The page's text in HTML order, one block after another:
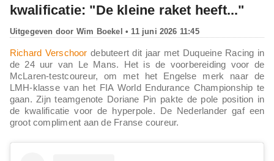
kwalificatie: "De kleine raket heeft..."
Uitgegeven door Wim Boekel • 11 juni 2026 11:45
Richard Verschoor debuteert dit jaar met Duqueine Racing in
de 24 uur van Le Mans. Het is de voorbereiding voor de
McLaren-testcoureur, om met het Engelse merk naar de
LMH-klasse van het FIA World Endurance Championship te
gaan. Zijn teamgenote Doriane Pin pakte de pole position in
de kwalificatie voor de hyperpole. De Nederlander gaf een
groot compliment aan de Franse coureur.